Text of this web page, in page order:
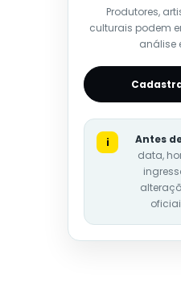
Produtores,
culturais podem
análise
i Antes
data,